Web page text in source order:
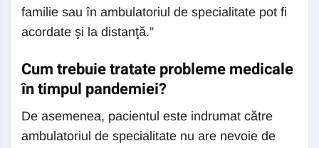
familie sau în ambulatoriul de specialitate pot fi
acordate şi la distanţă.”
Cum trebuie tratate probleme medicale
în timpul pandemiei?
De asemenea, pacientul este indrumat către
ambulatoriul de specialitate nu are nevoie de